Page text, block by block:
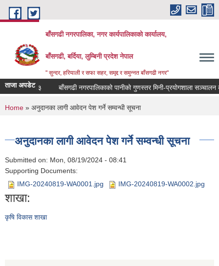
Skip to main content
बाँसगढी नगरपालिका, नगर कार्यपालिकाकाे कार्यालय,
बाँसगढी, बर्दिया, लुम्बिनी प्रदेश नेपाल
" सुन्दर, हरियाली र सफा सहर, समृद्द र समुन्नत बाँसगढी नगर"
ताजा अपडेट बाँसगढी नगरपालिकाको पानीको गुणस्तर मिनी-प्रयोगशाला सञ्चालन
You are here
Home » अनुदानका लागी आवेदन पेश गर्ने सम्वन्धी सूचना
अनुदानका लागी आवेदन पेश गर्ने सम्वन्धी सूचना
Submitted on: Mon, 08/19/2024 - 08:41
Supporting Documents:
IMG-20240819-WA0001.jpg
IMG-20240819-WA0002.jpg
शाखा:
कृषि विकास शाखा